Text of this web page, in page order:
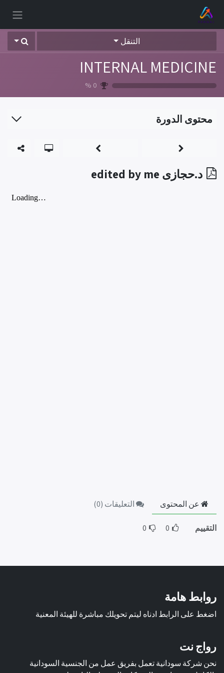
تخطي للذهاب إلى المحتوى
التنقل
INTERNAL MEDICINE
0
%
محتوى الدورة
د.حجازى edited by me
عن المحتوى التعليقات (0
)
التقييم 0
0
روابط هامة
اضغط على الرابط ادناه ليتم تحويلك مباشرة للهيئة المعنية
رواج نت
نحن شركة سودانية تعمل بفريق عمل من الجنسية السودانية